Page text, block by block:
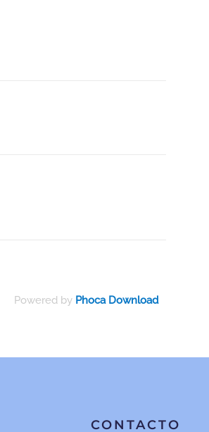
Powered by Phoca Download
CONTACTO